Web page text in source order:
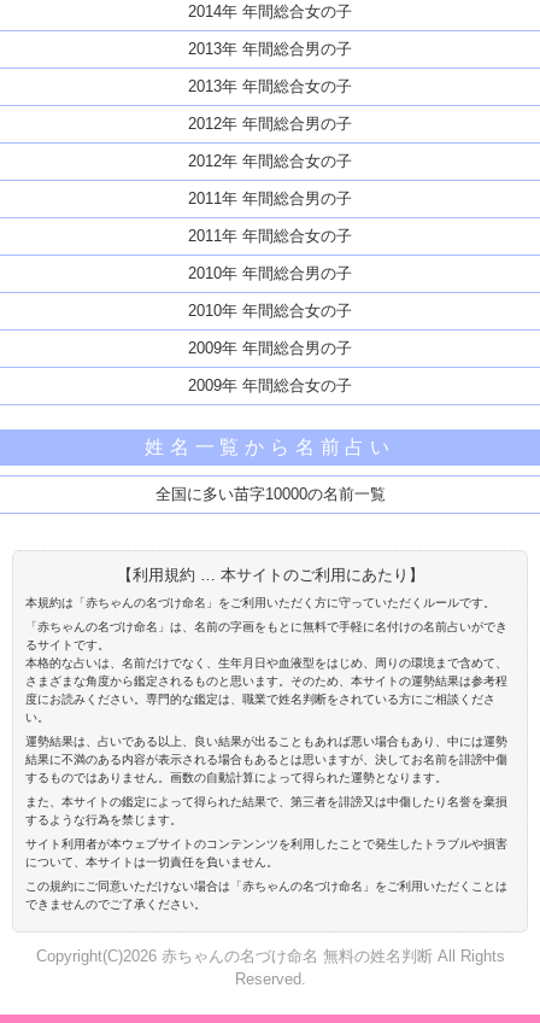
2014年 年間総合女の子
2013年 年間総合男の子
2013年 年間総合女の子
2012年 年間総合男の子
2012年 年間総合女の子
2011年 年間総合男の子
2011年 年間総合女の子
2010年 年間総合男の子
2010年 年間総合女の子
2009年 年間総合男の子
2009年 年間総合女の子
姓名一覧から名前占い
全国に多い苗字10000の名前一覧
【利用規約 … 本サイトのご利用にあたり】
本規約は「赤ちゃんの名づけ命名」をご利用いただく方に守っていただくルールです。
「赤ちゃんの名づけ命名」は、名前の字画をもとに無料で手軽に名付けの名前占いができ
るサイトです。
本格的な占いは、名前だけでなく、生年月日や血液型をはじめ、周りの環境まで含めて、
さまざまな角度から鑑定されるものと思います。そのため、本サイトの運勢結果は参考程
度にお読みください。専門的な鑑定は、職業で姓名判断をされている方にご相談くださ
い。
運勢結果は、占いである以上、良い結果が出ることもあれば悪い場合もあり、中には運勢
結果に不満のある内容が表示される場合もあるとは思いますが、決してお名前を誹謗中傷
するものではありません。画数の自動計算によって得られた運勢となります。
また、本サイトの鑑定によって得られた結果で、第三者を誹謗又は中傷したり名誉を棄損
するような行為を禁じます。
サイト利用者が本ウェブサイトのコンテンンツを利用したことで発生したトラブルや損害
について、本サイトは一切責任を負いません。
この規約にご同意いただけない場合は「赤ちゃんの名づけ命名」をご利用いただくことは
できませんのでご了承ください。
Copyright(C)2026 赤ちゃんの名づけ命名 無料の姓名判断 All Rights
Reserved.